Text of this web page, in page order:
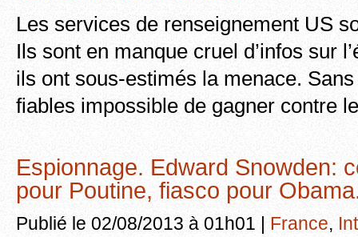
Les services de renseignement US
Ils sont en manque cruel d’infos sur
ils ont sous-estimés la menace.
fiables impossible de gagner contre
Espionnage. Edward Snowden:
pour Poutine, fiasco pour
Publié le 02/08/2013 à 01h01 | France,